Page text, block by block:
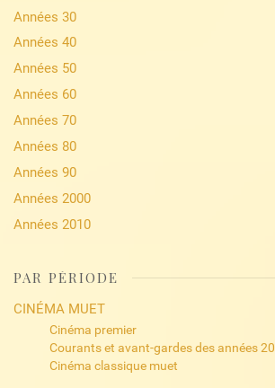
Années 30
Années 40
Années 50
Années 60
Années 70
Années 80
Années 90
Années 2000
Années 2010
PAR PÉRIODE
CINÉMA MUET
Cinéma premier
Courants et avant-gardes des années 20
Cinéma classique muet